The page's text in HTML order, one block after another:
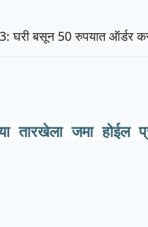
बसून 50 रुपयात ऑर्डर करा
तारखेला जमा होईल